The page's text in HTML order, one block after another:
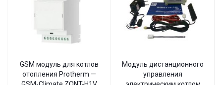
GSM модуль для котлов
отопления Protherm —
Модуль дистанционного
управления